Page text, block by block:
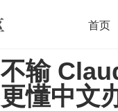
首页
开源 架构
团队管理
不输
更懂中文